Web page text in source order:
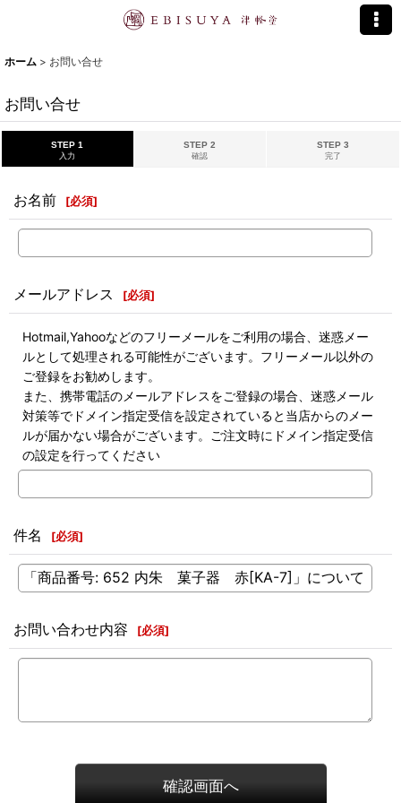
ホーム > お問い合せ
お問い合せ
STEP 1
入力
STEP 2
確認
STEP 3
完了
お名前 [必須]
メールアドレス [必須]
Hotmail,Yahooなどのフリーメールをご利用の場合、迷惑メー
ルとして処理される可能性がございます。フリーメール以外の
ご登録をお勧めします。
また、携帯電話のメールアドレスをご登録の場合、迷惑メール
対策等でドメイン指定受信を設定されていると当店からのメー
ルが届かない場合がございます。ご注文時にドメイン指定受信
の設定を行ってください
件名 [必須]
お問い合わせ内容 [必須]
確認画面へ